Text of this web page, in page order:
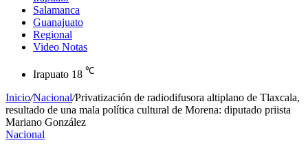
Salamanca
Guanajuato
Regional
Video Notas
Irapuato 18 ℃
Inicio/Nacional/Privatización de radiodifusora altiplano de Tlaxcala,
resultado de una mala política cultural de Morena: diputado priista
Mariano González
Nacional